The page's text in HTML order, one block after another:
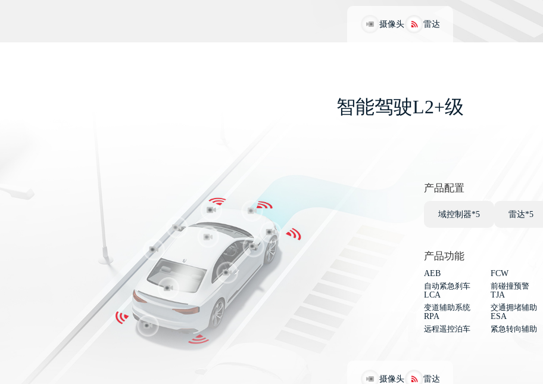
摄像头 雷达
智能驾驶L2+级
产品配置
域控制器*5 雷达*5
产品功能
AEB
自动紧急刹车
FCW
前碰撞预警
LCA
变道辅助系统
TJA
交通拥堵辅助
RPA
远程遥控泊车
ESA
紧急转向辅助
摄像头 雷达